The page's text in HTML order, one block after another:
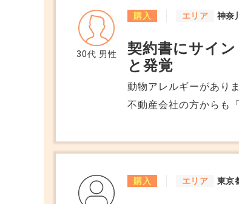
30代 男性
購入 エリア 神奈
契約書にサイ
と発覚
動物アレルギーがあり
不動産会社の方からも
約後、売主さんとの立
い飼っていました」と
替えだけでアレルギー
購入 エリア 東京